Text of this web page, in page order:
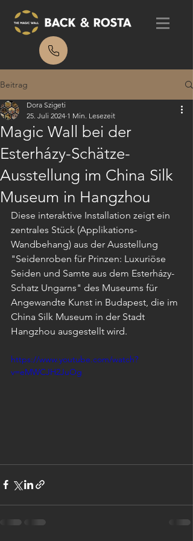
Beitrag
Magic Wall bei der
Esterházy-Schätze-
Ausstellung im China Silk
Museum in Hangzhou
Dora Szigeti
25. Juli 2024 1 Min. Lesezeit
Diese interaktive Installation zeigt ein
zentrales Stück (Applikations-
Wandbehang) aus der Ausstellung
"Seidenroben für Prinzen: Luxuriöse
Seiden und Samte aus dem Esterházy-
Schatz Ungarns" des Museums für
Angewandte Kunst in Budapest, die im
China Silk Museum in der Stadt
Hangzhou ausgestellt wird.
https://www.youtube.com/watch?
v=eMWCJH2JuOg